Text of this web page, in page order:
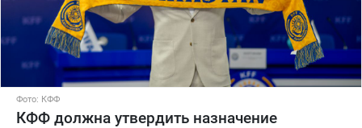
Фото: КФФ
КФФ должна утвердить назначение